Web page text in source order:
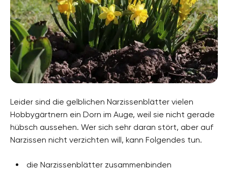
Leider sind die gelblichen Narzissenblätter vielen
Hobbygärtnern ein Dorn im Auge, weil sie nicht gerade
hübsch aussehen. Wer sich sehr daran stört, aber auf
Narzissen nicht verzichten will, kann Folgendes tun.
die Narzissenblätter zusammenbinden